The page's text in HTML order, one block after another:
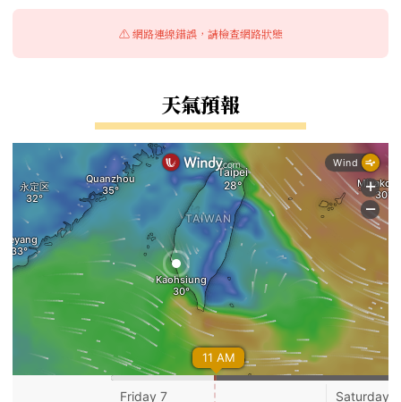
⚠️ 網路連線錯誤，請檢查網路狀態
天氣預報